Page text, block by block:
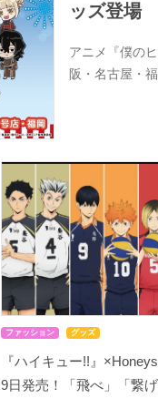
ッズ登場
アニメ『僕の
阪・名古屋・
ファッション グッズ
『ハイキュー!!』
9日発売！「飛べ」「繋